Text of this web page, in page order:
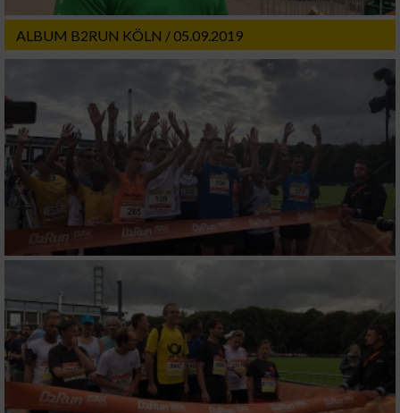
ALBUM B2RUN KÖLN / 05.09.2019
Speichern von oder Zugriff auf Informationen
auf einem Endgerät
Verwendung reduzierter Daten zur Auswahl
Erstellung von Profilen für personalisierte
Werbung
Verwendung von Profilen zur Auswahl
personalisierter Werbung
Erstellung von Profilen zur Personalisierung
von Inhalten
Verwendung von Profilen zur Auswahl
personalisierter Inhalte
Messung der Werbeleistung
Messung der Performance von Inhalten